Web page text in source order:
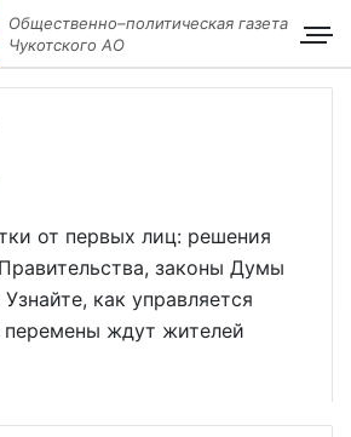
Общественно–политическая газета
Чукотского АО
от первых лиц: решения
законы Думы
как управляется
перемены ждут жителей